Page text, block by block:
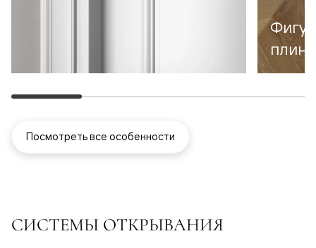
Посмотреть все особенности
СИСТЕМЫ ОТКРЫВАНИЯ